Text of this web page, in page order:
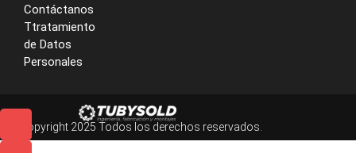
Contáctanos
Ttratamiento
de Datos
Personales
© Copyright 2025 Todos los derechos reservados.